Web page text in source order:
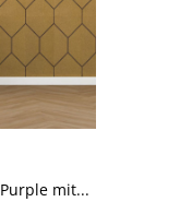
mit...